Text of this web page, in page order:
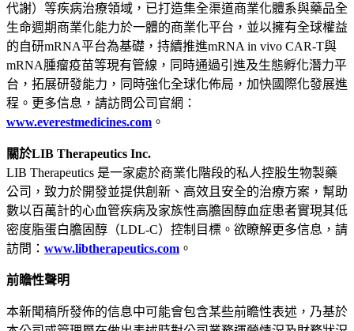
代謝）等疾病治療領域，已打造集全渠道商業化體系與藥品全
生命週期商業化能力於一體的商業化平台，並以擁有全球權益
的自研mRNA平台為基礎，持續推進mRNA in vivo CAR-T與
mRNA腫瘤疫苗等現有管線，同時通過引進及生態孵化潛力平
台，拓展研發能力，同時強化全球化佈局，加快國際化發展進
程。更多信息，請訪問公司官網：
www.everestmedicines.com 。
關於LIB Therapeutics Inc.
LIB Therapeutics 是一家處於商業化階段的私人控股生物製藥
公司，致力於開發並提供創新、高效且安全的治療方案，幫助
數以百萬計的心血管疾病及家族性高膽固醇血症患者實現其低
密度脂蛋白膽固醇（LDL-C）控制目標。欲瞭解更多信息，請
訪問： www.libtherapeutics.com 。
前瞻性聲明
本新聞稿所發佈的信息中可能會包含某些前瞻性表述，乃基於